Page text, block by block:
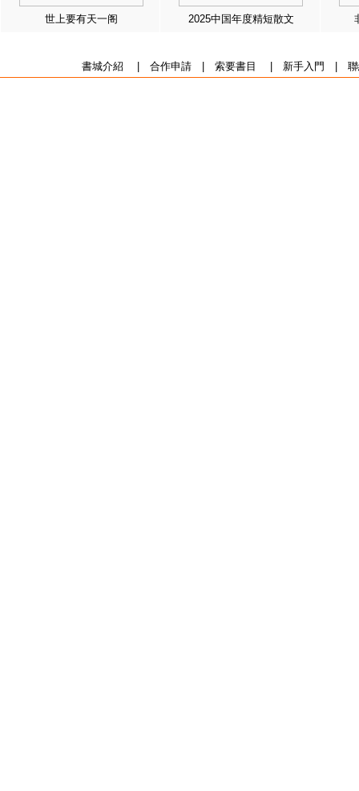
世上要有天一阁 2025中国年度精短散文
書城介紹 合作申請| 索要書目 新手入門